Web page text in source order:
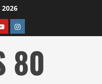
instagram
80